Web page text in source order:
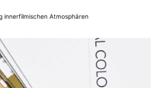
innerfilmischen Atmosphären